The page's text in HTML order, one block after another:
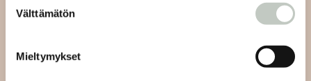
valinta
Välttämätön
Mieltymykset
Tilaa uutiskirjeemme ja saat tiedon uusista tapahtumista